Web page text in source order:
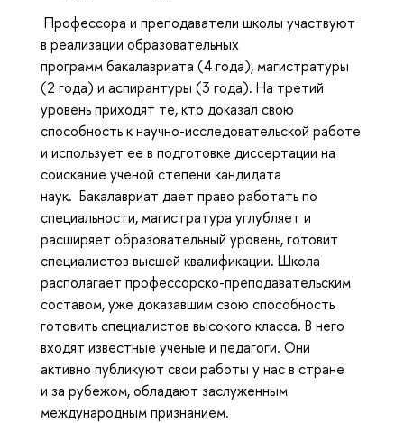
Профессора и преподаватели школы участвуют
в реализации образовательных
программ бакалавриата (4 года), магистратуры
(2 года) и аспирантуры (3 года). На третий
уровень приходят те, кто доказал свою
способность к научно-исследовательской работе
и использует ее в подготовке диссертации на
соискание ученой степени кандидата
наук. Бакалавриат дает право работать по
специальности, магистратура углубляет и
расширяет образовательный уровень, готовит
специалистов высшей квалификации. Школа
располагает профессорско-преподавательским
составом, уже доказавшим свою способность
готовить специалистов высокого класса. В него
входят известные ученые и педагоги. Они
активно публикуют свои работы у нас в стране
и за рубежом, обладают заслуженным
международным признанием.